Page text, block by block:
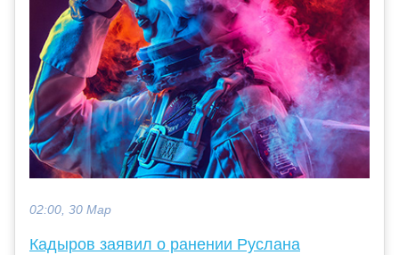
02:00, 30 Мар
Кадыров заявил о ранении Руслана